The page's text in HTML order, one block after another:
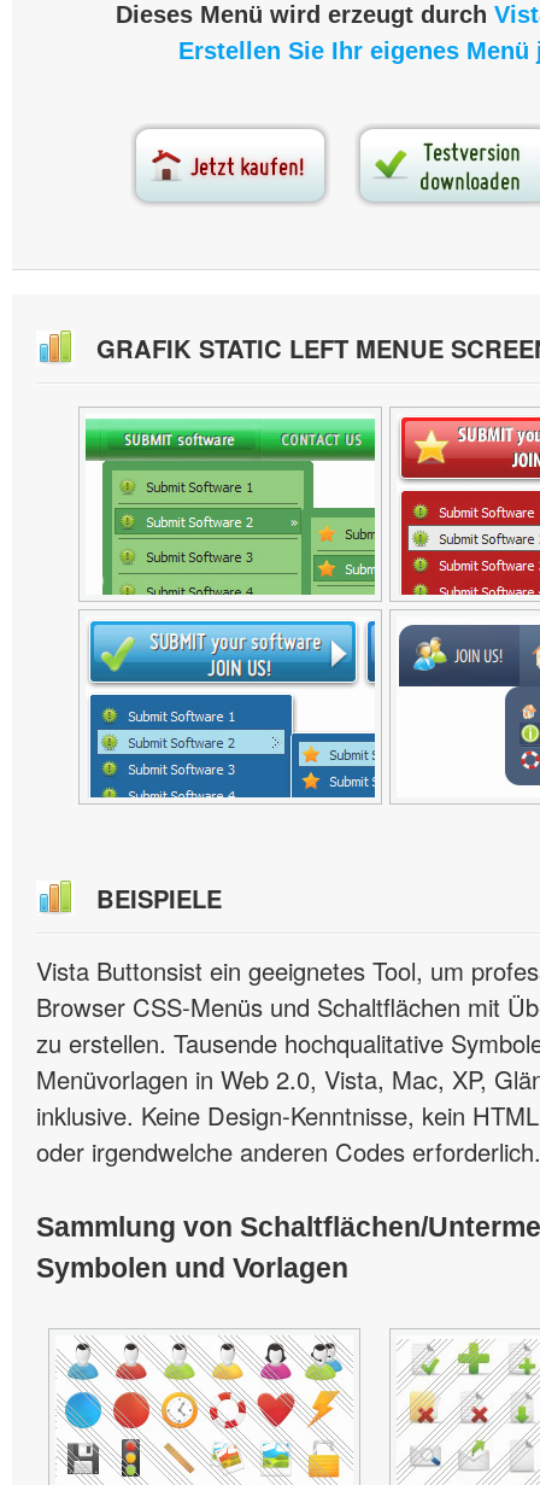
Dieses Menü wird erzeugt durch
Erstellen Sie Ihr eigenes Menü
GRAFIK STATIC LEFT MENUE
BEISPIELE
Vista Buttonsist ein geeignetes Tool, um
Browser CSS-Menüs und Schaltflächen mit
zu erstellen. Tausende hochqualitative
Menüvorlagen in Web 2.0, Vista, Mac, XP,
inklusive. Keine Design-Kenntnisse, kein
oder irgendwelche anderen Codes erforderlich.
Sammlung von Schaltflächen/
Symbolen und Vorlagen